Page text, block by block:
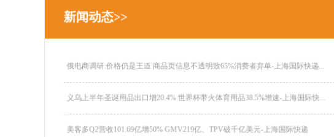
新闻动态>>
俄电商调研:价格仍是王道 商品页信息不透明致65%消费者弃单-上海国际快递...
义乌上半年圣诞用品出口增20.4% 世界杯带火体育用品38.5%增速-上海国际快...
美客多Q2营收101.69亿增50% GMV219亿、TPV破千亿美元-上海国际快递